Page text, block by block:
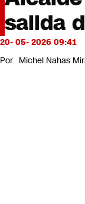
Programas
Cultura
Servicios
Bits
CNN Data
salida
20- 05- 2026 09:41
Por Michel Nahas